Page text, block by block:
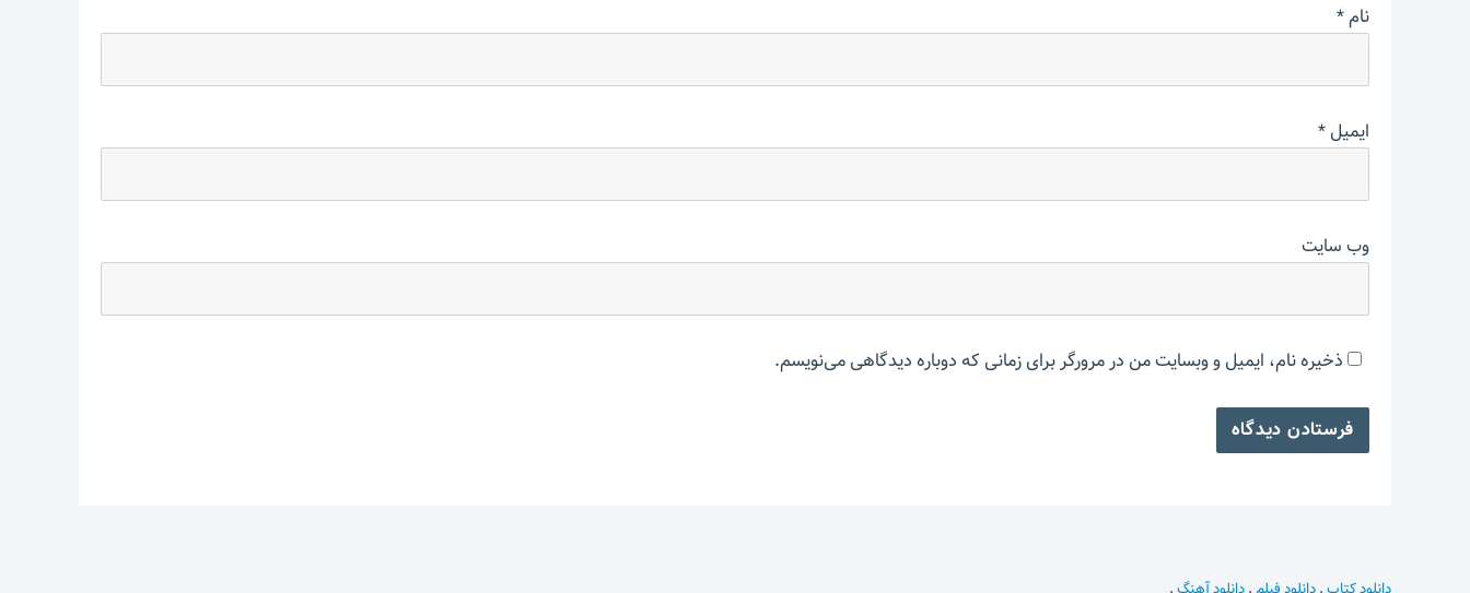
نام*
ایمیل*
وب‌ سایت
ذخیره نام، ایمیل و وبسایت من در مرورگر برای زمانی که دوباره دیدگاهی می‌نویسم.
دانلود کتاب.دانلود فیلم .دانلود آهنگ.